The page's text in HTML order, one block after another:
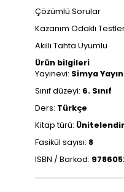
Çözümlü Sorular
Kazanım Odaklı
Akıllı Tahta Uyumlu
Ürün bilgileri
Yayınevi: Simya
Sınıf düzeyi: 6. Sınıf
Ders: Türkçe
Kitap türü:
Fasikül sayısı: 8
ISBN / Barkod: